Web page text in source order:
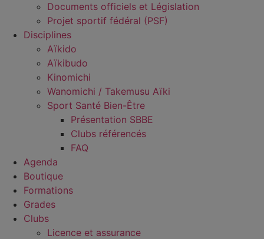
Documents officiels et Législation
Projet sportif fédéral (PSF)
Disciplines
Aïkido
Aïkibudo
Kinomichi
Wanomichi / Takemusu Aïki
Sport Santé Bien-Être
Présentation SBBE
Clubs référencés
FAQ
Agenda
Boutique
Formations
Grades
Clubs
Licence et assurance